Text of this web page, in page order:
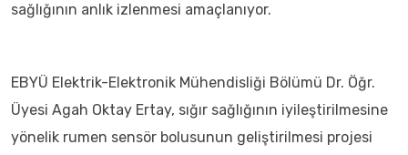
sağlığının anlık izlenmesi amaçlanıyor.
EBYÜ Elektrik-Elektronik Mühendisliği Bölümü Dr. Öğr.
Üyesi Agah Oktay Ertay, sığır sağlığının iyileştirilmesine
yönelik rumen sensör bolusunun geliştirilmesi projesi